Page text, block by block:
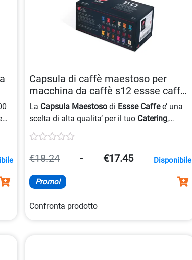
Capsula di caffè maestoso per
macchina da caffè s12 essse caffè
8001953000071
La Capsula Maestoso di Essse Caffee’ una
scelta di alta qualita’ per il tuo Catering,
progettata per essere compatibile con la
macchina caffè
€18.24 - €17.45 Disponibile
Promo!
Confronta prodotto